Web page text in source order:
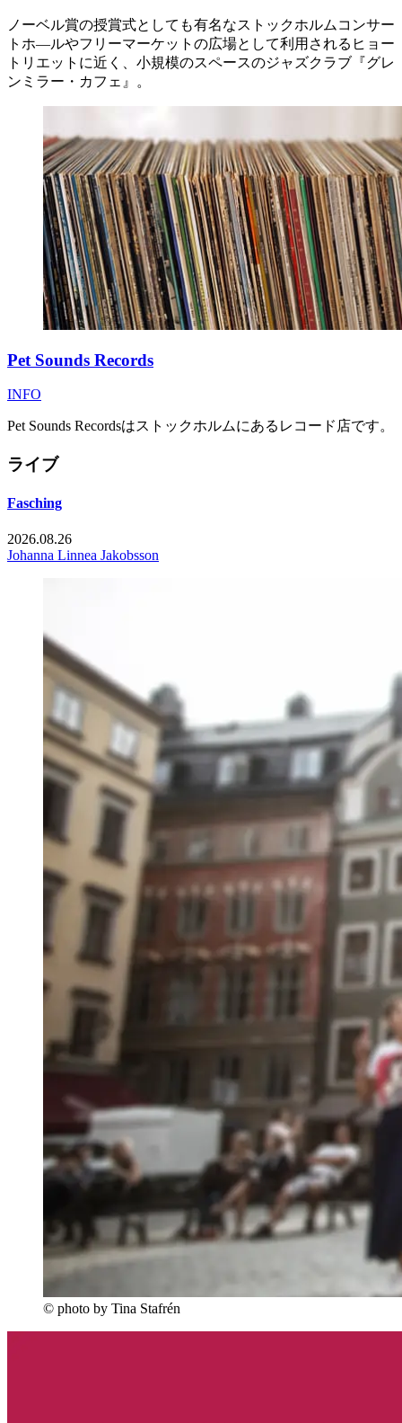
ノーベル賞の授賞式としても有名なストックホルムコンサー
トホ―ルやフリーマーケットの広場として利用されるヒョー
トリエットに近く、小規模のスペースのジャズクラブ『グレ
ンミラー・カフェ』。
Pet Sounds Records
INFO
Pet Sounds Recordsはストックホルムにあるレコード店です。
ライブ
Fasching
2026.08.26
Johanna Linnea Jakobsson
© photo by Tina Stafrén